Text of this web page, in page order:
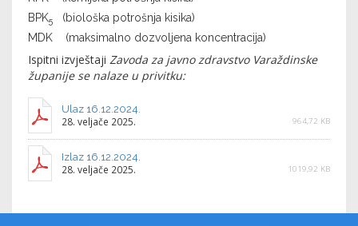
BPK5
(biološka potrošnja kisika)
MDK (maksimalno dozvoljena koncentracija)
Ispitni izvještaji Zavoda za javno zdravstvo Varaždinske
županije se nalaze u privitku:
Ulaz 16.12.2024.
28. veljače 2025. 964,72 KB
Izlaz 16.12.2024.
28. veljače 2025. 1019,92 KB